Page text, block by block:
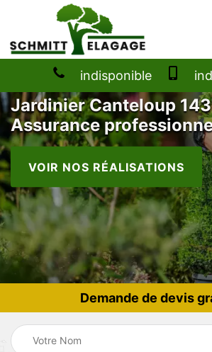
indisponible
Jardinier Canteloup
Assurance
VOIR NOS RÉALISATIONS
Demande de devis